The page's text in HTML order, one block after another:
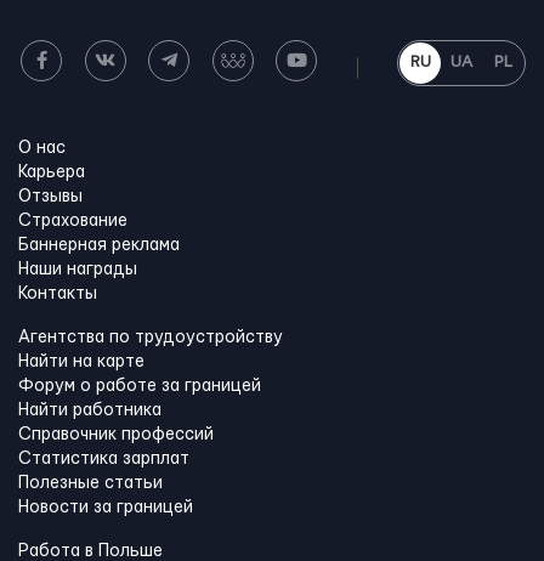
RU UA PL
О нас
Карьера
Отзывы
Страхование
Баннерная реклама
Наши награды
Контакты
Агентства по трудоустройству
Найти на карте
Форум о работе за границей
Найти работника
Справочник профессий
Статистика зарплат
Полезные статьи
Новости за границей
Работа в Польше